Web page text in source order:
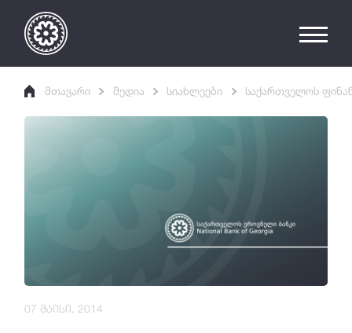
მთავარი მედია სიახლეები საქართველოს
07 მაისი, 2014